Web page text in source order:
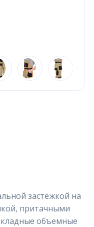
застёжкой на
притачными
объемные